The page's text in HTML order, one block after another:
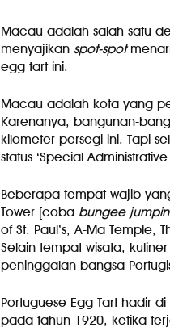
Macau adalah salah satu
menyajikanspot-spot
egg tart ini.
Macau adalah kota yang
Karenanya, bangunan-
kilometer persegi ini. Tapi
status ‘Special Administrative
Beberapa tempat wajib
Tower [coba bungee
of St. Paul’s, A-Ma Temple,
Selain tempat wisata,
peninggalan bangsa
Portuguese Egg Tart hadir
pada tahun 1920, ketika